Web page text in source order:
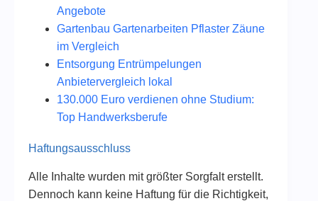
Angebote
Gartenbau Gartenarbeiten Pflaster Zäune
im Vergleich
Entsorgung Entrümpelungen
Anbietervergleich lokal
130.000 Euro verdienen ohne Studium:
Top Handwerksberufe
Haftungsausschluss
Alle Inhalte wurden mit größter Sorgfalt erstellt.
Dennoch kann keine Haftung für die Richtigkeit,